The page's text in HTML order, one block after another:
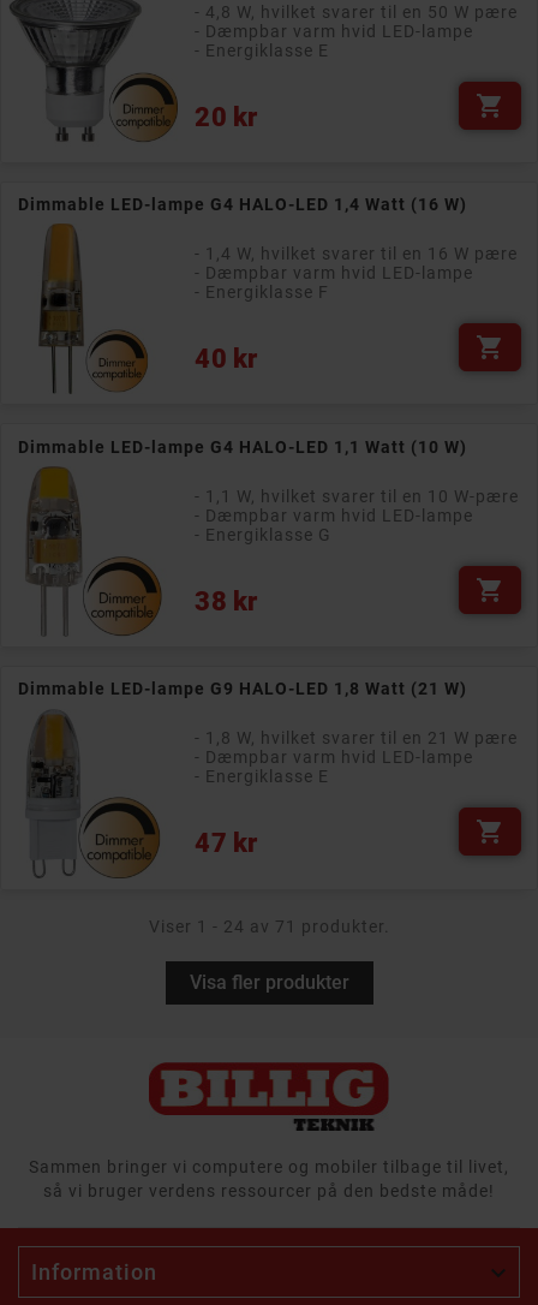
- 4,8 W, hvilket svarer til en 50 W pære
- Dæmpbar varm hvid LED-lampe
- Energiklasse E
20 kr
Pris 
Dimmable LED-lampe G4 HALO-LED 1,4 Watt (16 W)
- 1,4 W, hvilket svarer til en 16 W pære
- Dæmpbar varm hvid LED-lampe
- Energiklasse F
40 kr
Pris 
Dimmable LED-lampe G4 HALO-LED 1,1 Watt (10 W)
- 1,1 W, hvilket svarer til en 10 W-pære
- Dæmpbar varm hvid LED-lampe
- Energiklasse G
38 kr
Pris 
Dimmable LED-lampe G9 HALO-LED 1,8 Watt (21 W)
- 1,8 W, hvilket svarer til en 21 W pære
- Dæmpbar varm hvid LED-lampe
- Energiklasse E
47 kr
Pris 
Viser 1 - 24 av 71 produkter.
Visa fler produkter
Sammen bringer vi computere og mobiler tilbage til livet,
så vi bruger verdens ressourcer på den bedste måde!
Information 